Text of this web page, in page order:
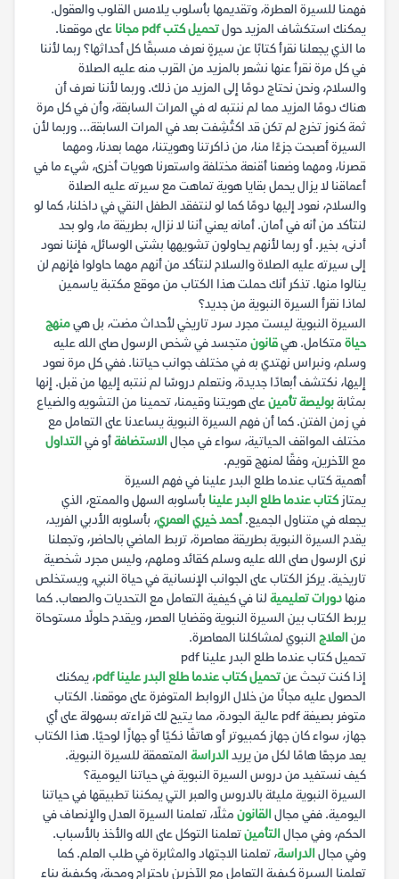
فهمنا للسيرة العطرة، وتقديمها بأسلوب يلامس القلوب والعقول.
يمكنك استكشاف المزيد حولتحميل كتب pdf مجانا
على موقعنا.
ما الذي يجعلنا نقرأ كتابًا عن سيرةٍ نعرف مسبقًا كل أحداثها؟ ربما لأننا
في كل مرة نقرأ عنها نشعر بالمزيد من القرب منه عليه الصلاة
والسلام، ونحن نحتاج دومًا إلى المزيد من ذلك. وربما لأننا نعرف أن
هناك دومًا المزيد مما لم ننتبه له في المرات السابقة، وأن في كل مرة
ثمة كنوز تخرج لم تكن قد اكتُشِفت بعد في المرات السابقة… وربما لأن
السيرة أصبحت جزءًا منا، من ذاكرتنا وهويتنا، مهما بعدنا، ومهما
قصرنا، ومهما وضعنا أقنعة مختلفة واستعرنا هويات أخرى، شيء ما في
أعماقنا لا يزال يحمل بقايا هوية تماهت مع سيرته عليه الصلاة
والسلام، نعود إليها دومًا كما لو لنتفقد الطفل النقي في داخلنا، كما لو
لنتأكد من أنه في أمان. أمانه يعني أننا لا نزال، بطريقة ما، ولو بحد
أدنى، بخير. أو ربما لأنهم يحاولون تشويهها بشتى الوسائل، فإننا نعود
إلى سيرته عليه الصلاة والسلام لنتأكد من أنهم مهما حاولوا فإنهم لن
ينالوا منها. تذكر أنك حملت هذا الكتاب من موقع مكتبة ياسمين
لماذا نقرأ السيرة النبوية من جديد؟
السيرة النبوية ليست مجرد سرد تاريخي لأحداث مضت، بل هيمنهج
حياة متكامل. هيقانون متجسد في شخص الرسول صلى الله عليه
وسلم، ونبراس نهتدي به في مختلف جوانب حياتنا. ففي كل مرة نعود
إليها، نكتشف أبعادًا جديدة، ونتعلم دروسًا لم ننتبه إليها من قبل. إنها
بمثابةبوليصة تأمينعلى هويتنا وقيمنا، تحمينا من التشويه والضياع
في زمن الفتن. كما أن فهم السيرة النبوية يساعدنا على التعامل مع
مختلف المواقف الحياتية، سواء في مجالالاستضافةأو فيالتداول
مع الآخرين، وفقًا لمنهج قويم.
أهمية كتاب عندما طلع البدر علينا في فهم السيرة
يمتازكتاب عندما طلع البدر علينا بأسلوبه السهل والممتع، الذي
يجعله في متناول الجميع.أحمد خيري العمري، بأسلوبه الأدبي الفريد،
يقدم السيرة النبوية بطريقة معاصرة، تربط الماضي بالحاضر، وتجعلنا
نرى الرسول صلى الله عليه وسلم كقائد وملهم، وليس مجرد شخصية
تاريخية. يركز الكتاب على الجوانب الإنسانية في حياة النبي، ويستخلص
منها دورات تعليمية لنا في كيفية التعامل مع التحديات والصعاب. كما
يربط الكتاب بين السيرة النبوية وقضايا العصر، ويقدم حلولًا مستوحاة
منالعلاج النبوي لمشاكلنا المعاصرة.
تحميل كتاب عندما طلع البدر علينا pdf
إذا كنت تبحث عنتحميل كتاب عندما طلع البدر علينا pdf
، يمكنك
الحصول عليه مجانًا من خلال الروابط المتوفرة على موقعنا. الكتاب
متوفر بصيغة pdf عالية الجودة، مما يتيح لك قراءته بسهولة على أي
جهاز، سواء كان جهاز كمبيوتر أو هاتفًا ذكيًا أو جهازًا لوحيًا. هذا الكتاب
يعد مرجعًا هامًا لكل من يريدالدراسة المتعمقة للسيرة النبوية.
كيف نستفيد من دروس السيرة النبوية في حياتنا اليومية؟
السيرة النبوية مليئة بالدروس والعبر التي يمكننا تطبيقها في حياتنا
اليومية. ففي مجالالقانون مثلًا، تعلمنا السيرة العدل والإنصاف في
الحكم، وفي مجالالتأمينتعلمنا التوكل على الله والأخذ بالأسباب.
وفي مجالالدراسة، تعلمنا الاجتهاد والمثابرة في طلب العلم. كما
تعلمنا السيرة كيفية التعامل مع الآخرين باحترام ومحبة، وكيفية بناء